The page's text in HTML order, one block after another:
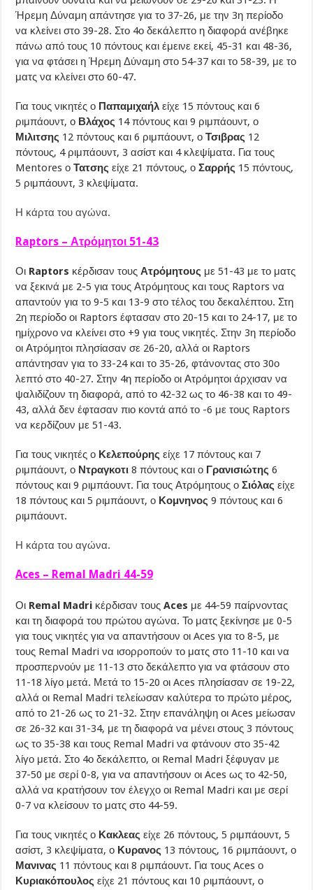
Ήρεμη Δύναμη απάντησε για το 37-26, με την 3η περίοδο
να κλείνει στο 39-28. Στο 4ο δεκάλεπτο η διαφορά ανέβηκε
πάνω από τους 10 πόντους και έμεινε εκεί, 45-31 και 48-36,
για να φτάσει η Ήρεμη Δύναμη στο 54-37 και το 58-39, με το
ματς να κλείνει στο 60-47.
Για τους νικητές ο Παπαμιχαήλείχε 15 πόντους και 6
ριμπάουντ, ο Βλάχος 14 πόντους και 9 ριμπάουντ, ο
Μιλιτσης 12 πόντους και 6 ριμπάουντ, οΤσιβρας 12
πόντους, 4 ριμπάουντ, 3 ασίστ και 4 κλεψίματα. Για τους
Mentores οΤατσηςείχε 21 πόντους, οΣαρρής 15 πόντους,
5 ριμπάουντ, 3 κλεψίματα.
Η κάρτα του αγώνα.
Raptors – Ατρόμητοι 51-43
Οι Raptors κέρδισαν τουςΑτρόμητους με 51-43 με το ματς
να ξεκινά με 2-5 για τους Ατρόμητους και τους Raptors να
απαντούν για το 9-5 και 13-9 στο τέλος του δεκαλέπτου. Στη
2η περίοδο οι Raptors έφτασαν στο 20-15 και το 24-17, με το
ημίχρονο να κλείνει στο +9 για τους νικητές. Στην 3η περίοδο
οι Ατρόμητοι πλησίασαν σε 26-20, αλλά οι Raptors
απάντησαν για το 33-24 και το 35-26, φτάνοντας στο 30ο
λεπτό στο 40-27. Στην 4η περίοδο οι Ατρόμητοι άρχισαν να
ψαλιδίζουν τη διαφορά, από το 42-32 ως το 46-38 και το 49-
43, αλλά δεν έφτασαν πιο κοντά από το -6 με τους Raptors
να κερδίζουν με 51-43.
Για τους νικητές ο Κελεπούρηςείχε 17 πόντους και 7
ριμπάουντ, ο Ντραγκοτι8 πόντους και ο Γρανισιώτης6
πόντους και 9 ριμπάουντ. Για τους Ατρόμητους οΣιόλαςείχε
18 πόντους και 5 ριμπάουντ, ο Κομνηνος9 πόντους και 6
ριμπάουντ.
Η κάρτα του αγώνα.
Aces – Remal Madri 44-59
Οι Remal Madri κέρδισαν τουςAces με 44-59 παίρνοντας
και τη διαφορά του πρώτου αγώνα. Το ματς ξεκίνησε με 0-5
για τους νικητές για να απαντήσουν οι Aces για το 8-5, με
τους Remal Madri να ισορροπούν το ματς στο 11-10 και να
προσπερνούν με 11-13 στο δεκάλεπτο για να φτάσουν στο
11-18 λίγο μετά. Μετά το 15-20 οι Aces πλησίασαν σε 19-22,
αλλά οι Remal Madri τελείωσαν καλύτερα το πρώτο μέρος,
από το 21-26 ως το 21-32. Στην επανάληψη οι Aces μείωσαν
σε 26-32 και 31-34, με τη διαφορά να μένει στους 3 πόντους
ως το 35-38 και τους Remal Madri να φτάνουν στο 35-42
λίγο μετά. Στο 4ο δεκάλεπτο, οι Remal Madri ξέφυγαν με
37-50 με σερί 0-8, για να απαντήσουν οι Aces ως το 42-50,
αλλά να κρατήσουν τον έλεγχο οι Remal Madri και με σερί
0-7 να κλείσουν το ματς στο 44-59.
Για τους νικητές ο Κακλεαςείχε 26 πόντους, 5 ριμπάουντ, 5
ασίστ, 3 κλεψίματα, ο Κυρανος 13 πόντους, 16 ριμπάουντ, ο
Μανινας 11 πόντους και 8 ριμπάουντ. Για τους Aces ο
Κυριακόπουλοςείχε 21 πόντους και 10 ριμπάουντ, ο